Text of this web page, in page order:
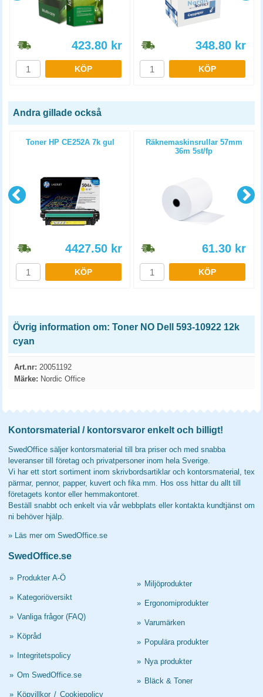
423.80 kr
KÖP
348.80 kr
KÖP
Andra gillade också
Toner HP CE252A 7k gul
4427.50 kr
KÖP
Räknemaskinsrullar 57mm
36m 5st/fp
61.30 kr
KÖP
Övrig information om: Toner NO Dell 593-10922 12k
cyan
Art.nr: 20051192
Märke: Nordic Office
Kontorsmaterial / kontorsvaror enkelt och billigt!
SwedOffice säljer kontorsmaterial till bra priser och med snabba
leveranser till företag och privatpersoner inom hela Sverige.
Vi har ett stort sortiment inom skrivbordsartiklar och kontorsmaterial, tex
pärmar, pennor, papper, kuvert och fika mm. Hos oss hittar du allt till
företagets kontor eller hemmakontoret.
Beställ snabbt och enkelt via vår webbplats eller kontakta kundtjänst om
ni behöver hjälp.
» Läs mer om SwedOffice.se
SwedOffice.se
» Produkter A-Ö
» Kategoriöversikt
» Vanliga frågor (FAQ)
» Köpråd
» Integritetspolicy
» Om SwedOffice.se
» Köpvillkor / Cookiepolicy
» Miljöprodukter
» Ergonomiprodukter
» Varumärken
» Populära produkter
» Nya produkter
» Bläck & Toner